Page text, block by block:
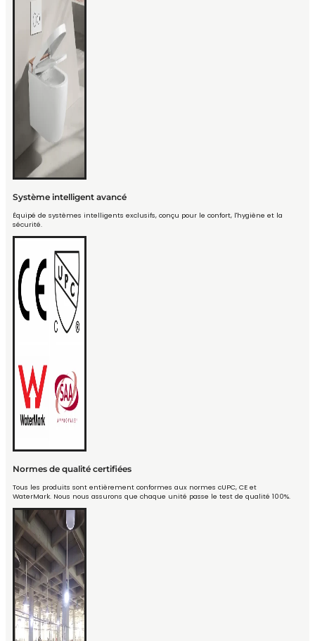
Système intelligent avancé
Équipé de systèmes intelligents exclusifs, conçu pour le confort, l'hygiène et la
sécurité.
Normes de qualité certifiées
Tous les produits sont entièrement conformes aux normes cUPC, CE et
WaterMark. Nous nous assurons que chaque unité passe le test de qualité 100%.